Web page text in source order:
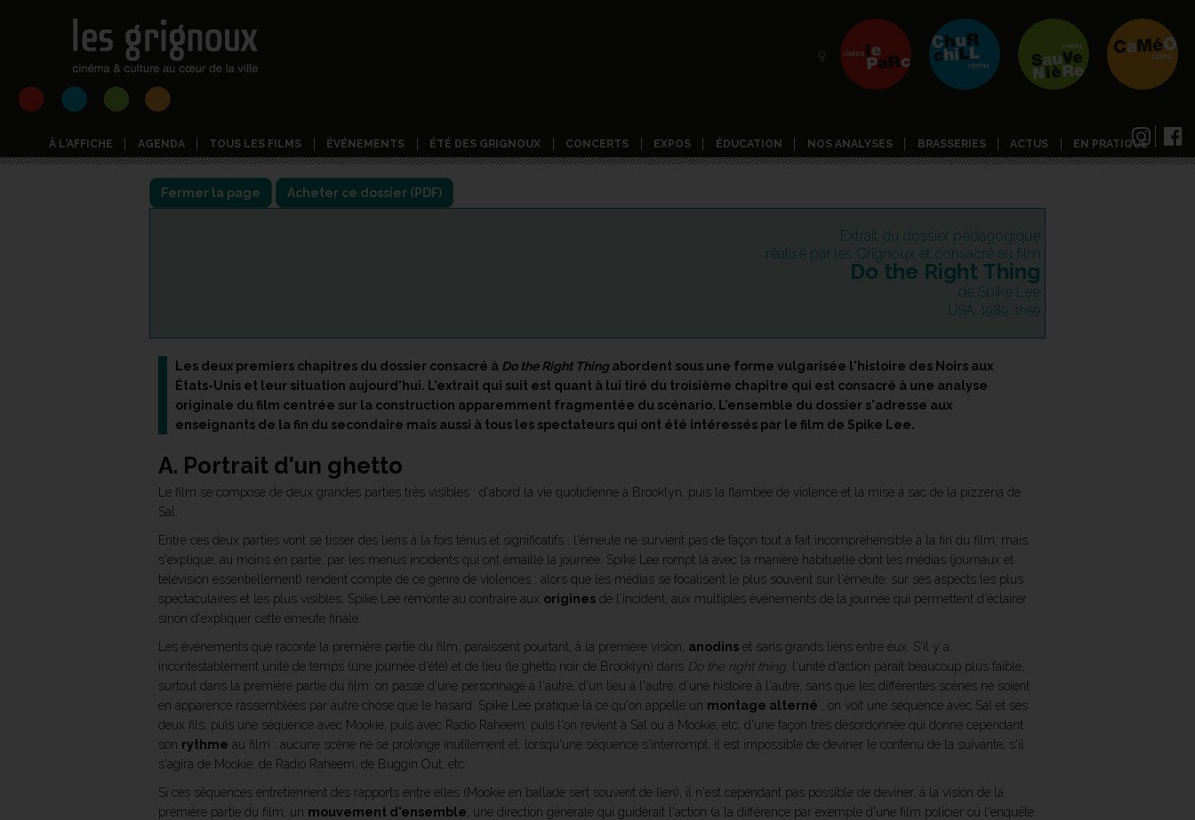
À L'AFFICHE AGENDA TOUS LES FILMS ÉVÉNEMENTS ÉTÉ DES GRIGNOUX CONCERTS EXPOS ÉDUCATION NOS ANALYSES BRASSERIES ACTUS EN PRATIQUE
Fermer la page
Extrait du dossier pédagogique
réalisé par les Grignoux et consacré au film
Do the Right Thing
de Spike Lee
USA, 1989, 1h59
Les deux premiers chapitres du dossier consacré à Do the Right Thingabordent sous une forme vulgarisée l'histoire des Noirs aux
États-Unis et leur situation aujourd'hui. L'extrait qui suit est quant à lui tiré du troisième chapitre qui est consacré à une analyse
originale du film centrée sur la construction apparemment fragmentée du scénario. L'ensemble du dossier s'adresse aux
enseignants de la fin du secondaire mais aussi à tous les spectateurs qui ont été intéressés par le film de Spike Lee.
A. Portrait d'un ghetto
Le film se compose de deux grandes parties très visibles : d'abord la vie quotidienne à Brooklyn, puis la flambée de violence et la mise à sac de la pizzeria de
Sal.
Entre ces deux parties vont se tisser des liens à la fois ténus et significatifs : l'émeute ne survient pas de façon tout à fait incompréhensible à la fin du film, mais
s'explique, au moins en partie, par les menus incidents qui ont émaillé la journée. Spike Lee rompt là avec la manière habituelle dont les médias (journaux et
télévision essentiellement) rendent compte de ce genre de violences : alors que les médias se focalisent le plus souvent sur l'émeute, sur ses aspects les plus
spectaculaires et les plus visibles, Spike Lee remonte au contraire aux origines de l'incident, aux multiples événements de la journée qui permettent d'éclairer
sinon d'expliquer cette émeute finale.
Les événements que raconte la première partie du film, paraissent pourtant, à la première vision, anodins et sans grands liens entre eux. S'il y a
incontestablement unité de temps (une journée d'été) et de lieu (le ghetto noir de Brooklyn) dans Do the right thing , l'unité d'action paraît beaucoup plus faible,
surtout dans la première partie du film: on passe d'une personnage à l'autre, d'un lieu à l'autre, d'une histoire à l'autre, sans que les différentes scènes ne soient
en apparence rassemblées par autre chose que le hasard. Spike Lee pratique là ce qu'on appelle un montage alterné : on voit une séquence avec Sal et ses
deux fils, puis une séquence avec Mookie, puis avec Radio Raheem, puis l'on revient à Sal ou à Mookie, etc, d'une façon très désordonnée qui donne cependant
son rythme au film : aucune scène ne se prolonge inutilement et, lorsqu'une séquence s'interrompt, il est impossible de deviner le contenu de la suivante, s'il
s'agira de Mookie, de Radio Raheem, de Buggin Out, etc.
Si ces séquences entretiennent des rapports entre elles (Mookie en ballade sert souvent de lien), il n'est cependant pas possible de deviner, à la vision de la
première partie du film, un mouvement d'ensemble , une direction générale qui guiderait l'action (à la différence par exemple d'une film policier où l'enquête